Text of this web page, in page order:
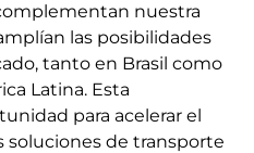
nuestra
las posibilidades
tanto en Brasil como
Latina. Esta
para acelerar el
de transporte